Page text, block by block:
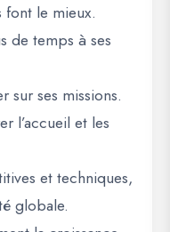
font le mieux.
de temps à ses
sur ses missions.
l’accueil et les
et techniques,
globale.